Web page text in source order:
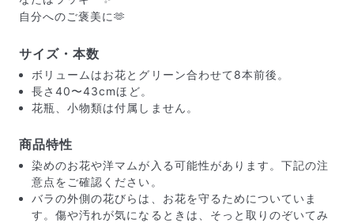
届いたお花に元気がなかったら？
自分へのご褒美に🫶
サイズ・本数
ボリュームはお花とグリーン合わせて8本前後。
長さ40〜43cmほど。
花瓶、小物類は付属しません。
商品特性
染めのお花や洋マムが入る可能性があります。下記の注
意点をご確認ください。
バラの外側の花びらは、お花を守るためについていま
す。傷や汚れが気になるときは、そっと取りのぞいてみ